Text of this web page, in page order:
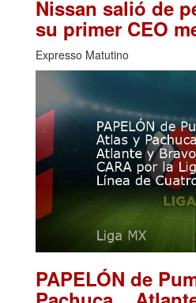
Nissan salió de
su primer CEO
Expresso Matutino
PAPELÓN de